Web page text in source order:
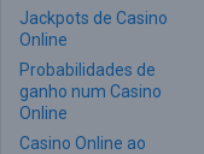
Jackpots de Casino
Online
Probabilidades de
ganho num Casino
Online
Casino Online ao